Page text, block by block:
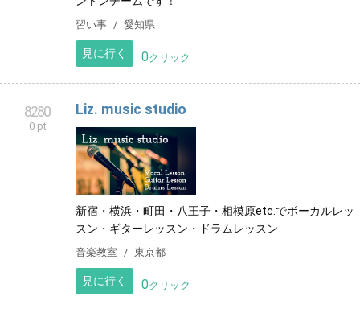
習い事 愛知県
見に行く 0クリック
8280
0 pt
Liz. music studio
新宿・横浜・町田・八王子・相模原etc.でボーカルレッ
スン・ギターレッスン・ドラムレッスン
音楽教室 東京都
見に行く 0クリック